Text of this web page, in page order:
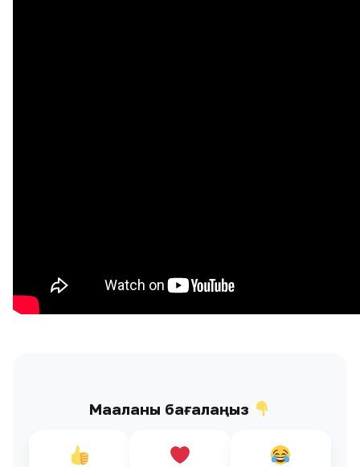
Мақаланы бағалаңыз